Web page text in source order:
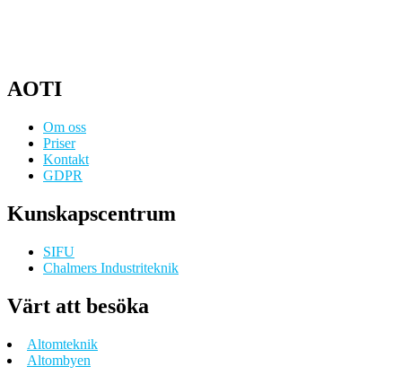
AOTI
Om oss
Priser
Kontakt
GDPR
Kunskapscentrum
SIFU
Chalmers Industriteknik
Värt att besöka
Altomteknik
Altombyen